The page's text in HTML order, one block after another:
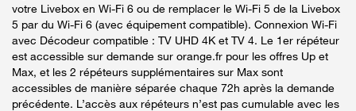
votre Livebox en Wi-Fi 6 ou de remplacer le Wi-Fi 5 de la Livebox
5 par du Wi-Fi 6 (avec équipement compatible). Connexion Wi-Fi
avec Décodeur compatible : TV UHD 4K et TV 4. Le 1er répéteur
est accessible sur demande sur orange.fr pour les offres Up et
Max, et les 2 répéteurs supplémentaires sur Max sont
accessibles de manière séparée chaque 72h après la demande
précédente. L’accès aux répéteurs n’est pas cumulable avec les